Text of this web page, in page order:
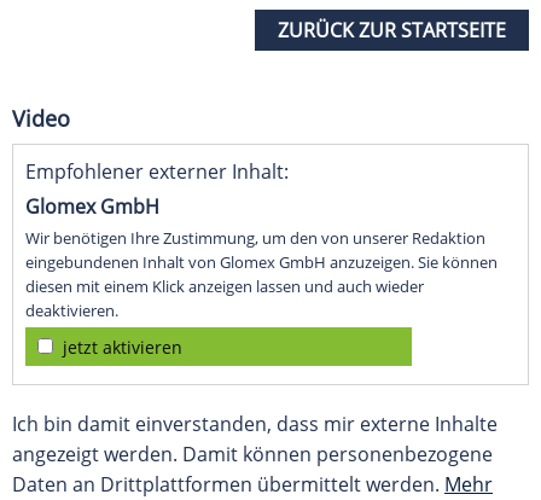
ZURÜCK ZUR STARTSEITE
Video
Empfohlener externer Inhalt:
Glomex GmbH
Wir benötigen Ihre Zustimmung, um den von unserer Redaktion
eingebundenen Inhalt von Glomex GmbH anzuzeigen. Sie können
diesen mit einem Klick anzeigen lassen und auch wieder
deaktivieren.
jetzt aktivieren
Ich bin damit einverstanden, dass mir externe Inhalte
angezeigt werden. Damit können personenbezogene
Daten an Drittplattformen übermittelt werden. Mehr